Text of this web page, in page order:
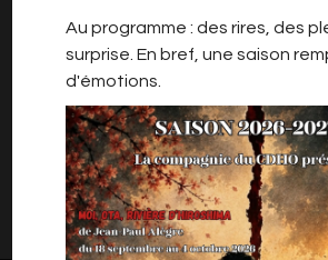
Au programme : des rires, des
surprise. En bref, une saison
d'émotions.
LES PRODUITS DU
Une sélection des produits phares
Il n'y a rien à vous proposer
Veuillez revenir plus